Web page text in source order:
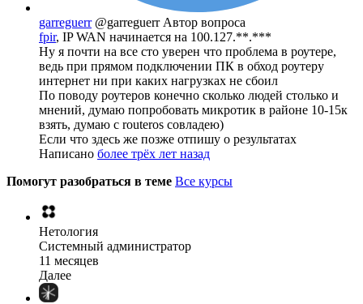
garreguerr @garreguerr Автор вопроса
fpir, IP WAN начинается на 100.127.**.***
Ну я почти на все сто уверен что проблема в роутере,
ведь при прямом подключении ПК в обход роутеру
интернет ни при каких нагрузках не сбоил
По поводу роутеров конечно сколько людей столько и
мнений, думаю попробовать микротик в районе 10-15к
взять, думаю с routeros совладею)
Если что здесь же позже отпишу о результатах
Написано более трёх лет назад
Помогут разобраться в теме Все курсы
Нетология
Системный администратор
11 месяцев
Далее